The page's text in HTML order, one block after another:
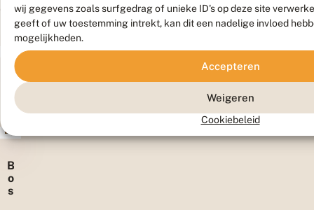
wij gegevens zoals surfgedrag of unieke ID's op deze site
geeft of uw toestemming intrekt, kan dit een nadelige invloed
mogelijkheden.
Accepteren
Weigeren
Cookiebeleid
bosranden.
a
d
e
n
B
o
s